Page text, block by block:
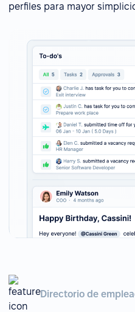
perfiles para mayor
Directorio de